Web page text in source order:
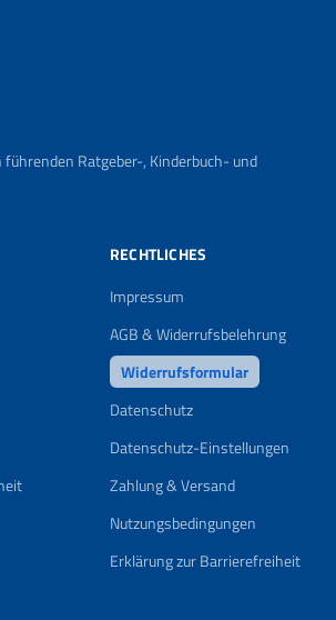
führenden Ratgeber-, Kinderbuch- und
RECHTLICHES
Impressum
AGB & Widerrufsbelehrung
Widerrufsformular
Datenschutz
Datenschutz-Einstellungen
Zahlung & Versand
Nutzungsbedingungen
Erklärung zur Barrierefreiheit